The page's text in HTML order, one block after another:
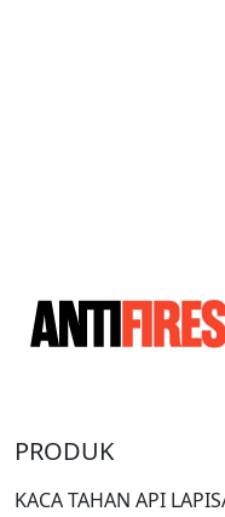
PRODUK
KACA TAHAN API